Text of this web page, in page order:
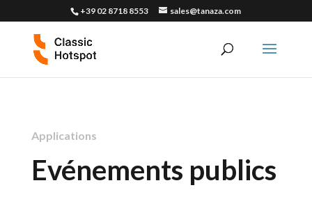
+39 02 8718 8553 sales@tanaza.com
Applications
Evénements publics